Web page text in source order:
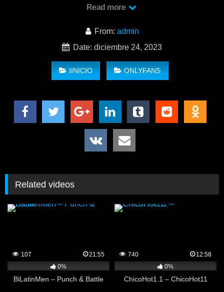
chacales entrones – (chacalesentrone)
Read more
From: admin
Date: diciembre 24, 2023
IINICIO ONLYFANS
Related videos
107
21:55
0%
BiLatinMen – Punch & Battle
740
12:58
0%
ChicoHot1.1 – ChicoHot11